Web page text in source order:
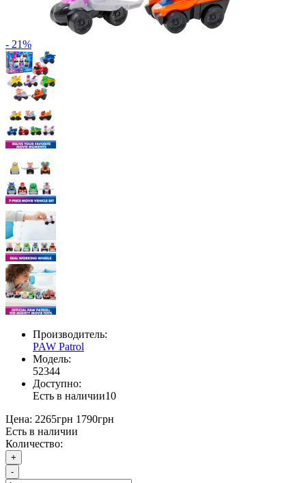
- 21%
Производитель:
PAW Patrol
Модель:
52344
Доступно:
Есть в наличии10
Цена: 2265грн 1790грн
Есть в наличии
Количество:
+
-